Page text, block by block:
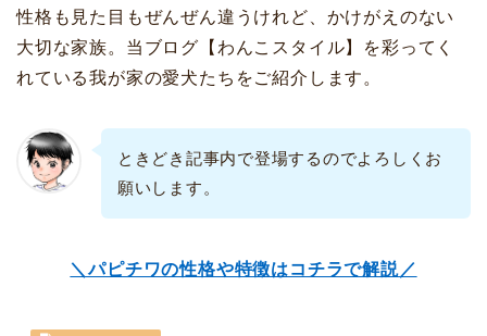
性格も見た目もぜんぜん違うけれど、かけがえのない
大切な家族。当ブログ【わんこスタイル】を彩ってく
れている我が家の愛犬たちをご紹介します。
ときどき記事内で登場するのでよろしくお
願いします。
＼パピチワの性格や特徴はコチラで解説／